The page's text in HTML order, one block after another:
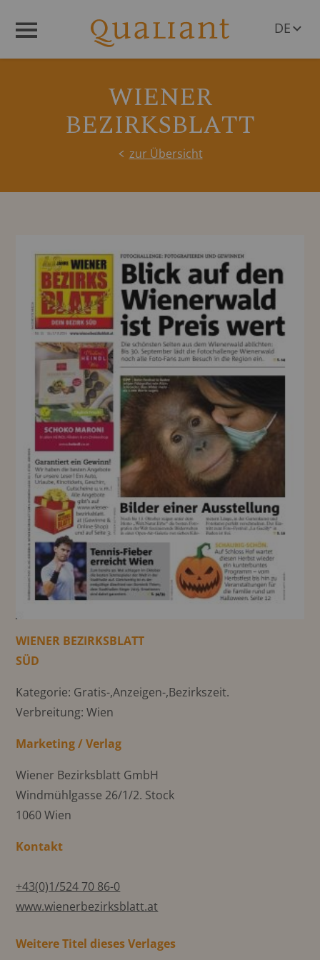
DE
WIENER
BEZIRKSBLATT
zur Übersicht
WIENER BEZIRKSBLATT
SÜD
Kategorie: Gratis-,Anzeigen-,Bezirkszeit.
Verbreitung: Wien
Marketing / Verlag
Wiener Bezirksblatt GmbH
Windmühlgasse 26/1/2. Stock
1060 Wien
Kontakt
+43(0)1/524 70 86-0
www.wienerbezirksblatt.at
Weitere Titel dieses Verlages